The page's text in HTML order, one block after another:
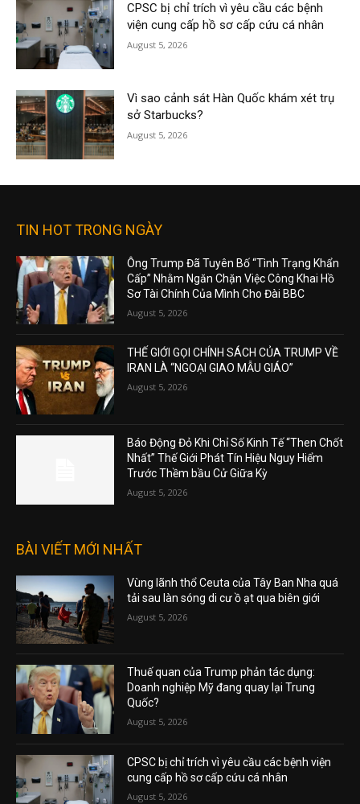
CPSC bị chỉ trích vì yêu cầu các bệnh
viện cung cấp hồ sơ cấp cứu cá nhân
August 5, 2026
Vì sao cảnh sát Hàn Quốc khám xét trụ
sở Starbucks?
August 5, 2026
TIN HOT TRONG NGÀY
Ông Trump Đã Tuyên Bố “Tình Trạng Khẩn
Cấp” Nhằm Ngăn Chặn Việc Công Khai Hồ
Sơ Tài Chính Của Mình Cho Đài BBC
August 5, 2026
THẾ GIỚI GỌI CHÍNH SÁCH CỦA TRUMP VỀ
IRAN LÀ “NGOẠI GIAO MẪU GIÁO”
August 5, 2026
Báo Động Đỏ Khi Chỉ Số Kinh Tế “Then Chốt
Nhất” Thế Giới Phát Tín Hiệu Nguy Hiểm
Trước Thềm bầu Cử Giữa Kỳ
August 5, 2026
BÀI VIẾT MỚI NHẤT
Vùng lãnh thổ Ceuta của Tây Ban Nha quá
tải sau làn sóng di cư ồ ạt qua biên giới
August 5, 2026
Thuế quan của Trump phản tác dụng:
Doanh nghiệp Mỹ đang quay lại Trung
Quốc?
August 5, 2026
CPSC bị chỉ trích vì yêu cầu các bệnh viện
cung cấp hồ sơ cấp cứu cá nhân
August 5, 2026